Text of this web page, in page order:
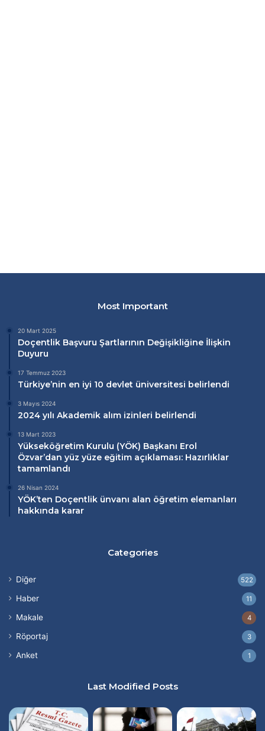
Most Important
20 Mart 2025
Doçentlik Başvuru Şartlarının Değişikliğine İlişkin
Duyuru
17 Temmuz 2023
Türkiye’nin en iyi 10 devlet üniversitesi belirlendi
3 Mayıs 2024
2024 yılı Akademik alım izinleri belirlendi
13 Mart 2023
Yükseköğretim Kurulu (YÖK) Başkanı Erol
Özvar’dan yüz yüze eğitim açıklaması: Hazırlıklar
tamamlandı
26 Nisan 2024
YÖK’ten Doçentlik ünvanı alan öğretim elemanları
hakkında karar
Categories
Diğer 522
Haber 11
Makale 4
Röportaj 3
Anket 1
Last Modified Posts